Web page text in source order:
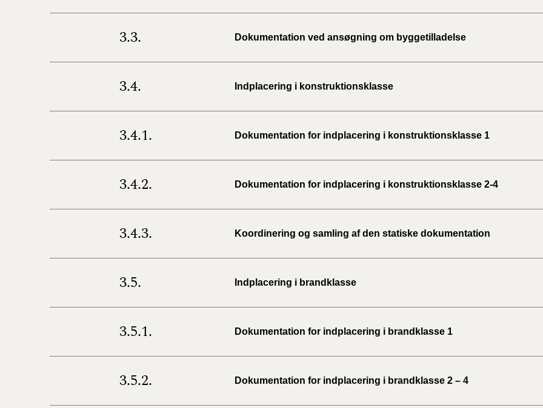
3.3. Dokumentation ved ansøgning om byggetilladelse
3.4. Indplacering i konstruktionsklasse
3.4.1. Dokumentation for indplacering i konstruktionsklasse 1
3.4.2. Dokumentation for indplacering i konstruktionsklasse 2-4
3.4.3. Koordinering og samling af den statiske dokumentation
3.5. Indplacering i brandklasse
3.5.1. Dokumentation for indplacering i brandklasse 1
3.5.2. Dokumentation for indplacering i brandklasse 2 – 4